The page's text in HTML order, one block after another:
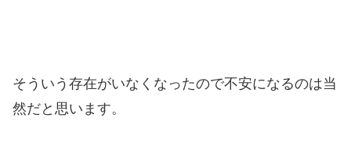
そういう存在がいなくなったので不安になるのは当
然だと思います。